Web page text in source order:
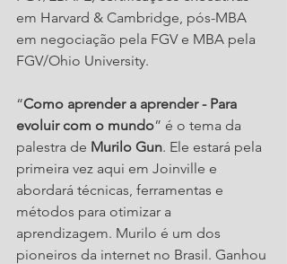
em Harvard & Cambridge, pós-MBA
em negociação pela FGV e MBA pela
FGV/Ohio University.
“Como aprender a aprender - Para
evoluir com o mundo” é o tema da
palestra de Murilo Gun. Ele estará pela
primeira vez aqui em Joinville e
abordará técnicas, ferramentas e
métodos para otimizar a
aprendizagem. Murilo é um dos
pioneiros da internet no Brasil. Ganhou